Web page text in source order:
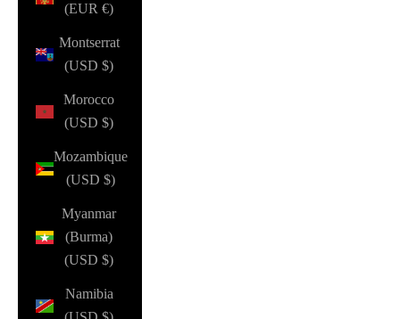
(EUR €)
Montserrat
(USD $)
Morocco
(USD $)
Mozambique
(USD $)
Myanmar
(Burma)
(USD $)
Namibia